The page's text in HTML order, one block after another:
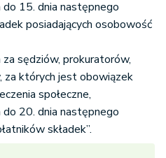
do 15. dnia następnego
posiadających osobowość
za sędziów, prokuratorów,
za których jest obowiązek
społeczne,
do 20. dnia następnego
składek”.